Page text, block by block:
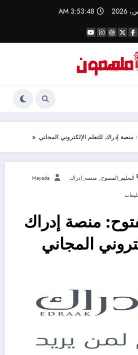
3:53:49 AM
منصة إدراك للتعلم الإلكتروني المجاني
التعليم_المفتوح, منصة_ادراك Mayada
منصة إدراك
المجاني